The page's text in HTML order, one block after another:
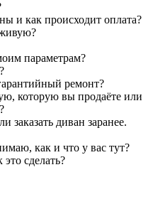
и как происходит оплата?
параметрам?
ремонт?
которую вы продаёте или
заказать диван заранее.
как и что у вас тут?
сделать?